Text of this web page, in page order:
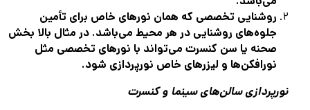
روشنایی تخصصی که همان نورهای خاص برای تأمین
جلوه‌های روشنایی در هر محیط می‌باشد. در مثال بالا بخش
صحنه یا سن کنسرت می‌تواند با نورهای تخصصی مثل
نورافکن‌ها و لیزرهای خاص نورپردازی شود.
نورپردازی سالن‌های سینما و کنسرت